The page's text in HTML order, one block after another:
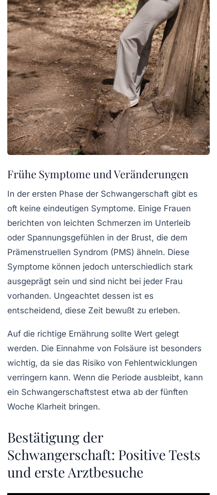
Frühe Symptome und Veränderungen
In der ersten Phase der Schwangerschaft gibt es
oft keine eindeutigen Symptome. Einige Frauen
berichten von leichten Schmerzen im Unterleib
oder Spannungsgefühlen in der Brust, die dem
Prämenstruellen Syndrom (PMS) ähneln. Diese
Symptome können jedoch unterschiedlich stark
ausgeprägt sein und sind nicht bei jeder Frau
vorhanden. Ungeachtet dessen ist es
entscheidend, diese Zeit bewußt zu erleben.
Auf die richtige Ernährung sollte Wert gelegt
werden. Die Einnahme von Folsäure ist besonders
wichtig, da sie das Risiko von Fehlentwicklungen
verringern kann. Wenn die Periode ausbleibt, kann
ein Schwangerschaftstest etwa ab der fünften
Woche Klarheit bringen.
Bestätigung der
Schwangerschaft: Positive Tests
und erste Arztbesuche